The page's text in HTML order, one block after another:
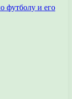
футболу и его